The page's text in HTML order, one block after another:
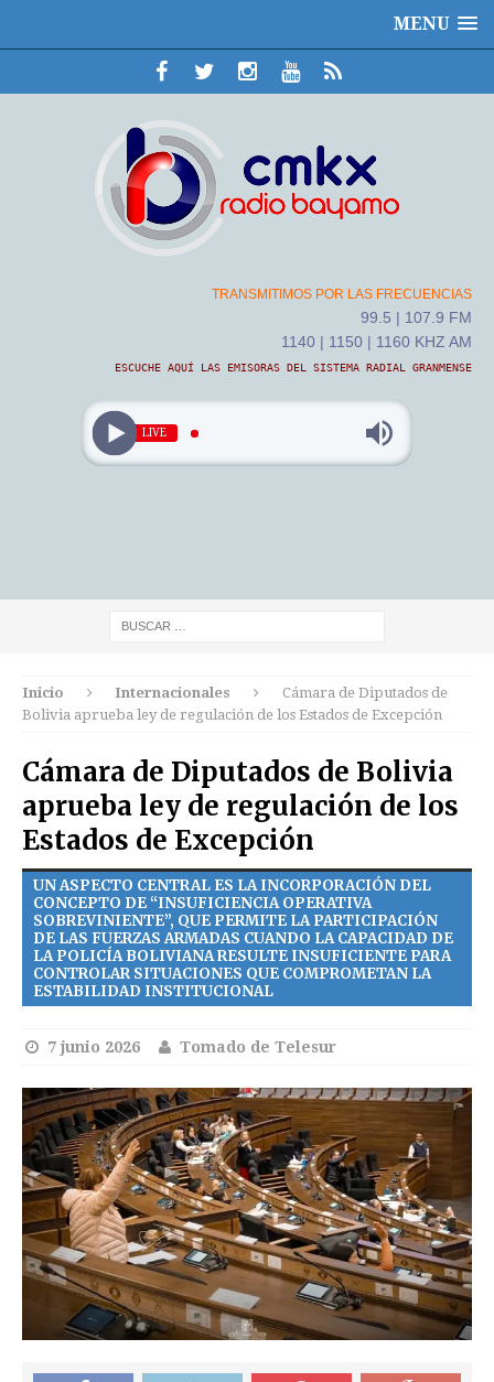
MENU
TRANSMITIMOS POR LAS FRECUENCIAS
99.5 | 107.9 FM
1140 | 1150 | 1160 KHZ AM
ESCUCHE AQUÍ LAS EMISORAS DEL SISTEMA RADIAL GRANMENSE
LIVE
Inicio Internacionales
Cámara de Diputados de
Bolivia aprueba ley de regulación de los Estados de Excepción
Cámara de Diputados de Bolivia
aprueba ley de regulación de los
Estados de Excepción
UN ASPECTO CENTRAL ES LA INCORPORACIÓN DEL
CONCEPTO DE “INSUFICIENCIA OPERATIVA
SOBREVINIENTE”, QUE PERMITE LA PARTICIPACIÓN
DE LAS FUERZAS ARMADAS CUANDO LA CAPACIDAD DE
LA POLICÍA BOLIVIANA RESULTE INSUFICIENTE PARA
CONTROLAR SITUACIONES QUE COMPROMETAN LA
ESTABILIDAD INSTITUCIONAL
7 junio 2026 Tomado de Telesur